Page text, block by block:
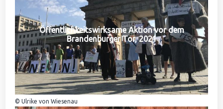
Öffentlichkeitswirksame Aktion vor dem
Brandenburger Tor, 2021
© Ulrike von Wiesenau